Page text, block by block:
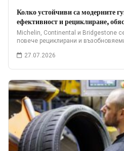
Колко устойчиви са модерните
ефективност и рециклиране,
Michelin, Continental и Bridgestone
повече рециклирани и
27.07.2026